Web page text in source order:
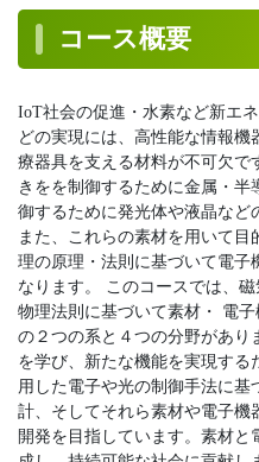
コース概要
IoT社会の促進・水素など新エ
どの実現には、高性能な情報
療器具を支える材料が不可欠で
きをを制御するために金属・半
御するために発光体や液晶など
また、これらの素材を用いて
理の原理・法則に基づいて電子
なります。 このコースでは、
物理法則に基づいて素材・ 電
の２つの系と４つの分野があり
を学び、新たな機能を実現す
用した電子や光の制御手法に
計、そしてそれら素材や電子機
開発を目指しています。素材と